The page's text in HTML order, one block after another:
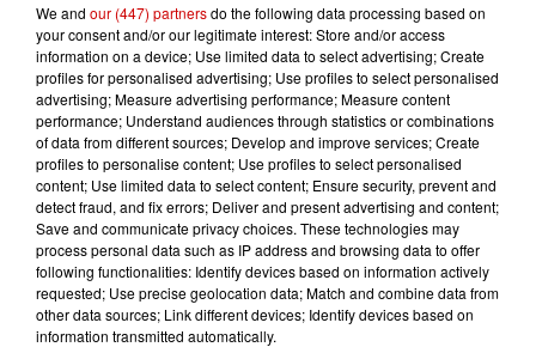
Gagnez vos entrées pour le
Musée du Sport Automobile au
Mans !
Alouette vous invite à
Futuroscope Xperiences !
We and our (447) partnersdo the following data processing based on
your consent and/or our legitimate interest: Store and/or access
information on a device; Use limited data to select advertising; Create
profiles for personalised advertising; Use profiles to select personalised
advertising; Measure advertising performance; Measure content
performance; Understand audiences through statistics or combinations
of data from different sources; Develop and improve services; Create
profiles to personalise content; Use profiles to select personalised
content; Use limited data to select content; Ensure security, prevent and
detect fraud, and fix errors; Deliver and present advertising and content;
Save and communicate privacy choices. These technologies may
process personal data such as IP address and browsing data to offer
following functionalities: Identify devices based on information actively
requested; Use precise geolocation data; Match and combine data from
other data sources; Link different devices; Identify devices based on
information transmitted automatically.